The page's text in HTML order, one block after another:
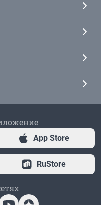
App Store
RuStore